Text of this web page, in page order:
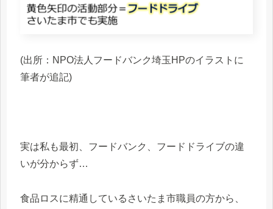
(出所：NPO法人フードバンク埼玉HPのイラストに
筆者が追記)
実は私も最初、フードバンク、フードドライブの違
いが分からず…
食品ロスに精通しているさいたま市職員の方から、